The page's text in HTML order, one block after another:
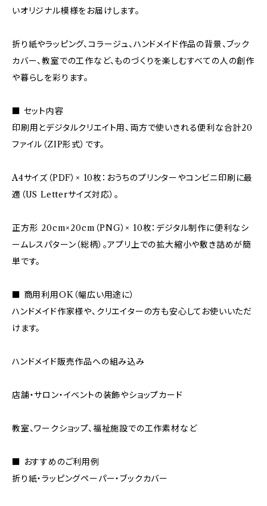
いオリジナル模様をお届けします。
折り紙やラッピング、コラージュ、ハンドメイド作品の背景、ブック
カバー、教室での工作など、ものづくりを楽しむすべての人の創作
や暮らしを彩ります。
■ セット内容
印刷用とデジタルクリエイト用、両方で使いきれる便利な合計20
ファイル（ZIP形式）です。
A4サイズ（PDF）× 10枚：おうちのプリンターやコンビニ印刷に最
適（US Letterサイズ対応）。
正方形 20cm×20cm（PNG）× 10枚：デジタル制作に便利なシ
ームレスパターン（総柄）。アプリ上での拡大縮小や敷き詰めが簡
単です。
■ 商用利用OK（幅広い用途に）
ハンドメイド作家様や、クリエイターの方も安心してお使いいただ
けます。
ハンドメイド販売作品への組み込み
店舗・サロン・イベントの装飾やショップカード
教室、ワークショップ、福祉施設での工作素材など
■ おすすめのご利用例
折り紙・ラッピングペーパー・ブックカバー